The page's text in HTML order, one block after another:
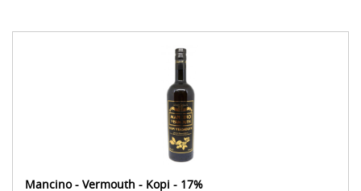
Mancino - Vermouth - Kopi - 17%